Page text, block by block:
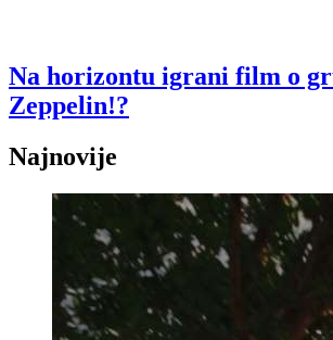
Na horizontu igrani film o
Zeppelin!?
Najnovije